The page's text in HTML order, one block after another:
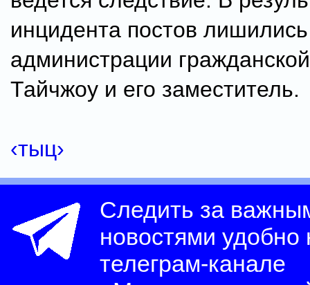
инцидента постов
администрации
Тайчжоу и его заместитель.
‹тыц›
Следить за
новостями
телеграм-канале